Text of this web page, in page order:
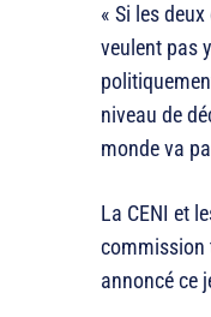
« Si les
veulent pas
niveau de
monde va
La CENI et
commission
annoncé ce